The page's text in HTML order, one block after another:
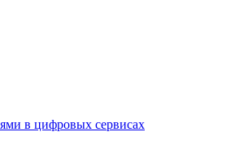
в цифровых сервисах